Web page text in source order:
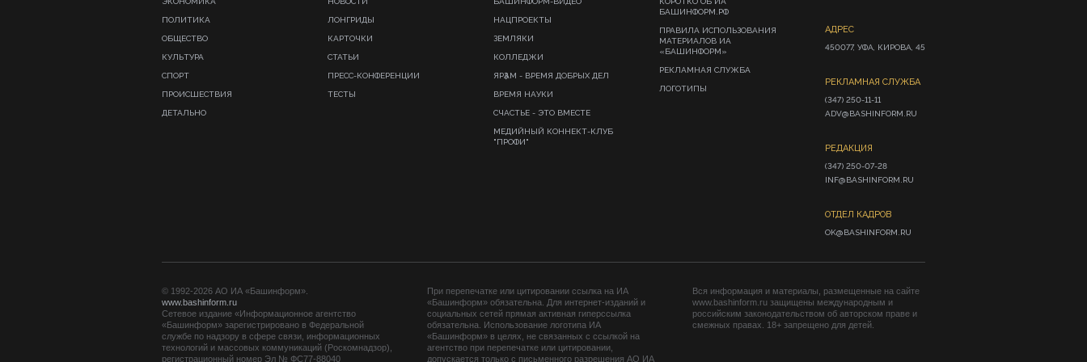
ПОЛИТИКА
ОБЩЕСТВО
КУЛЬТУРА
СПОРТ
ПРОИСШЕСТВИЯ
ДЕТАЛЬНО
ЛОНГРИДЫ
КАРТОЧКИ
СТАТЬИ
ПРЕСС-КОНФЕРЕНЦИИ
ТЕСТЫ
НАЦПРОЕКТЫ
ЗЕМЛЯКИ
КОЛЛЕДЖИ
ЯРҘАМ - ВРЕМЯ ДОБРЫХ ДЕЛ
ВРЕМЯ НАУКИ
СЧАСТЬЕ - ЭТО ВМЕСТЕ
МЕДИЙНЫЙ КОННЕКТ-КЛУБ
"ПРОФИ"
БАШИНФОРМ.РФ
ПРАВИЛА ИСПОЛЬЗОВАНИЯ
МАТЕРИАЛОВ ИА
«БАШИНФОРМ»
РЕКЛАМНАЯ СЛУЖБА
ЛОГОТИПЫ
АДРЕС
450077, УФА, КИРОВА, 45
РЕКЛАМНАЯ СЛУЖБА
(347) 250-11-11
ADV@BASHINFORM.RU
РЕДАКЦИЯ
(347) 250-07-28
INF@BASHINFORM.RU
ОТДЕЛ КАДРОВ
OK@BASHINFORM.RU
© 1992-2026 АО ИА «Башинформ».
www.bashinform.ru
Сетевое издание «Информационное агентство
«Башинформ» зарегистрировано в Федеральной
службе по надзору в сфере связи, информационных
технологий и массовых коммуникаций (Роскомнадзор),
регистрационный номер Эл № ФС77-88040
При перепечатке или цитировании ссылка на ИА
«Башинформ» обязательна. Для интернет-изданий и
социальных сетей прямая активная гиперссылка
обязательна. Использование логотипа ИА
«Башинформ» в целях, не связанных с ссылкой на
агентство при перепечатке или цитировании,
допускается только с письменного разрешения АО ИА
Вся информация и материалы, размещенные на сайте
www.bashinform.ru защищены международным и
российским законодательством об авторском праве и
смежных правах. 18+ запрещено для детей.